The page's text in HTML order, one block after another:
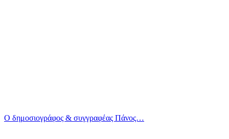
Ο δημοσιογράφος & συγγραφέας Πάνος…